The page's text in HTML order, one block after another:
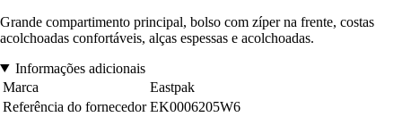
Grande compartimento principal, bolso com zíper na frente, costas
acolchoadas confortáveis, alças espessas e acolchoadas.
Informações adicionais
Marca
Eastpak
Referência do fornecedor EK0006205W6